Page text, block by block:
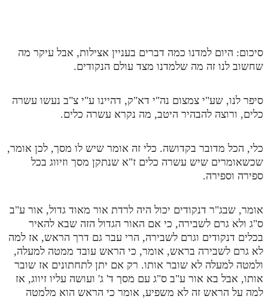
סיכום: היום למדנו כמה דברים בעניין אצילות, אבל עיקר מה
שחשוב לנו זה מה שלמדנו מצד עולם הנקודים.
סיפר לנו, שע"י צמצום נה"י דא"ק, דהיינו ע"י צ"ב נעשו עשרה
כלים, ורוצה להבהיר היטב, מה נקרא עשרה כלים.
כלי, הכל מדובר בקדושה. כלי זה אומר שיש לו מסך, לכן אומר,
שכשאומרים שיש עשרה כלים ז"א שנתקן מסך וזיווג בכל
ספירה וספירה.
אומר, שבג"ר דנקודים יכול היה לרדת אור מאוד גדול, אור ע"ב
ס"ג ולא גרם לשבירה, כי אם האור הגדול הזה שבא להאיר
בכלים דנקודים וגרם לשבירה, הרי עבר גם דרך הראש, אז למה
לא גרם לשבירה בראש, אומר, כי הראש עובד ממטה למעלה,
ולמטה למעלה לא שובר אותו. רק אם יתן לתחתונים אז שובר
אותו, אבל בא אור ע"ב ס"ג עם מסך ד' ג' ועושה עליו זיווג, אז
למה על הראש זה לא משפיע, אומר כי הראש הוא מלמטה